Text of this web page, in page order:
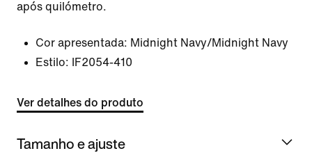
após quilómetro.
Cor apresentada: Midnight Navy/Midnight Navy
Estilo:
IF2054-410
Ver detalhes do produto
Tamanho e ajuste